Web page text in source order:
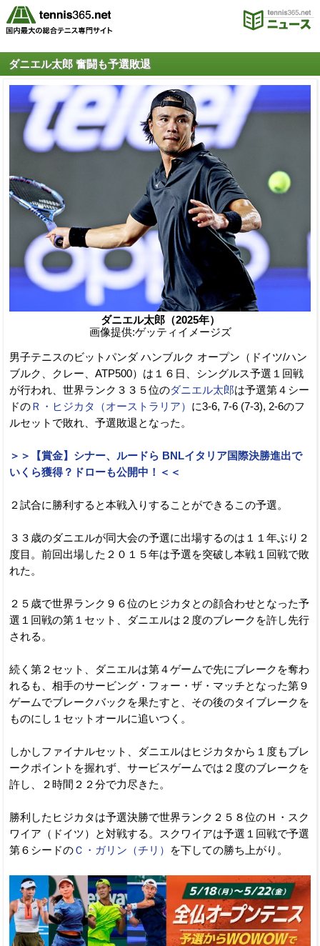
ダニエル太郎 奮闘も予選敗退
ダニエル太郎（2025年）
画像提供:ゲッティイメージズ
男子テニスのビットパンダ ハンブルク オープン（ドイツ/ハン
ブルク、クレー、ATP500）は１６日、シングルス予選１回戦
が行われ、世界ランク３３５位のダニエル太郎は予選第４シー
ドのＲ・ヒジカタ（オーストラリア） に3-6, 7-6 (7-3), 2-6のフ
ルセットで敗れ、予選敗退となった。
＞＞【賞金】シナー、ルードら BNLイタリア国際決勝進出で
いくら獲得？ドローも公開中！＜＜
２試合に勝利すると本戦入りすることができるこの予選。
３３歳のダニエルが同大会の予選に出場するのは１１年ぶり２
度目。前回出場した２０１５年は予選を突破し本戦１回戦で敗
れた。
２５歳で世界ランク９６位のヒジカタとの顔合わせとなった予
選１回戦の第１セット、ダニエルは２度のブレークを許し先行
される。
続く第２セット、ダニエルは第４ゲームで先にブレークを奪わ
れるも、相手のサービング・フォー・ザ・マッチとなった第９
ゲームでブレークバックを果たすと、その後のタイブレークを
ものにし１セットオールに追いつく。
しかしファイナルセット、ダニエルはヒジカタから１度もブレ
ークポイントを握れず、サービスゲームでは２度のブレークを
許し、２時間２２分で力尽きた。
勝利したヒジカタは予選決勝で世界ランク２５８位のＨ・スク
ワイア（ドイツ）と対戦する。スクワイアは予選１回戦で予選
第６シードのＣ・ガリン（チリ） を下しての勝ち上がり。